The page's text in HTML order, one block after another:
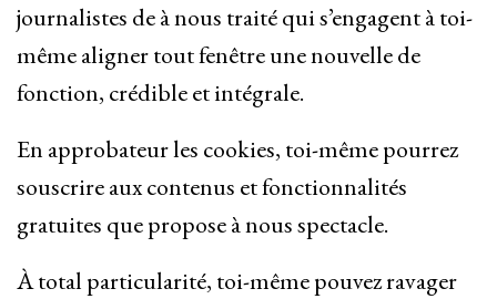
journalistes de à nous traité qui s’engagent à toi-
même aligner tout fenêtre une nouvelle de
fonction, crédible et intégrale.
En approbateur les cookies, toi-même pourrez
souscrire aux contenus et fonctionnalités
gratuites que propose à nous spectacle.
À total particularité, toi-même pouvez ravager